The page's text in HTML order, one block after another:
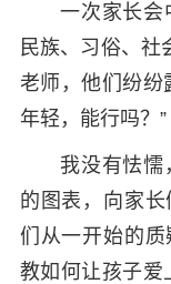
一次家长会
民族、习俗、社
老师，他们纷纷
年轻，能行吗？”
我没有怯
的图表，向家
们从一开始的
教如何让孩子爱